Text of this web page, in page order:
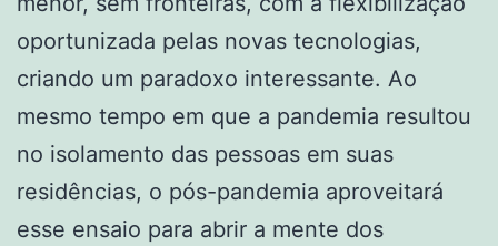
oportunizada pelas novas tecnologias,
criando um paradoxo interessante. Ao
mesmo tempo em que a pandemia resultou
no isolamento das pessoas em suas
residências, o pós-pandemia aproveitará
esse ensaio para abrir a mente dos